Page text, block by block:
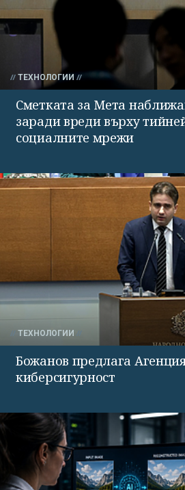
ТЕХНОЛОГИИ
Сметката за Мета
заради вреди върху
социалните мрежи
ТЕХНОЛОГИИ
Божанов предлага
киберсигурност